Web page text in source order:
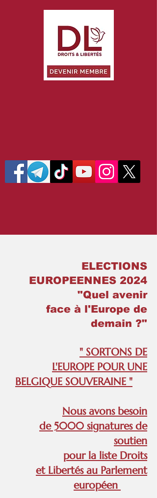
ELECTIONS
EUROPEENNES 2024
"Quel avenir
face à l'Europe de
demain ?"
" SORTONS DE
L'EUROPE POUR UNE
BELGIQUE SOUVERAINE "
Nous avons besoin
de 5000 signatures de
soutien
pour la liste Droits
et Libertés au Parlement
européen